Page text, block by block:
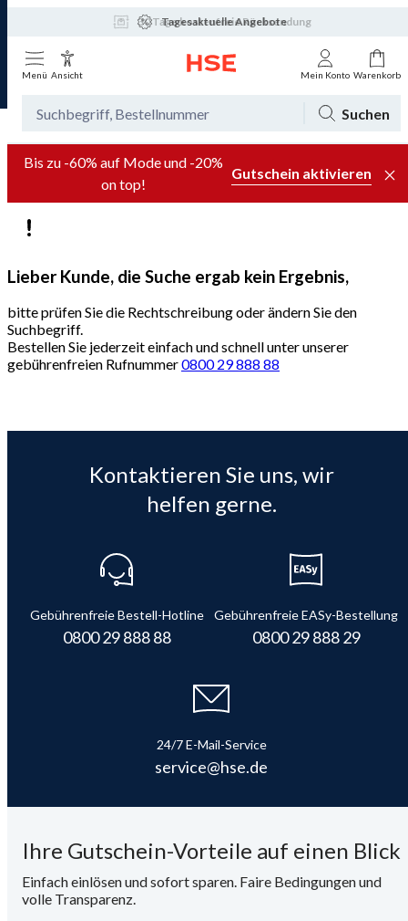
30 Tage kostenfreie Rücksendung
Tagesaktuelle Angebote
Menü Ansicht Mein Konto Warenkorb
Suchen
Bis zu -60% auf Mode und -20%
on top!
Gutschein aktivieren
Lieber Kunde, die Suche ergab kein Ergebnis,
bitte prüfen Sie die Rechtschreibung oder ändern Sie den
Suchbegriff.
Bestellen Sie jederzeit einfach und schnell unter unserer
gebührenfreien Rufnummer0800 29 888 88
Kontaktieren Sie uns, wir
helfen gerne.
Gebührenfreie Bestell-Hotline
0800 29 888 88
Gebührenfreie EASy-Bestellung
0800 29 888 29
24/7 E-Mail-Service
service@hse.de
Ihre Gutschein-Vorteile auf einen Blick
Einfach einlösen und sofort sparen. Faire Bedingungen und
volle Transparenz.